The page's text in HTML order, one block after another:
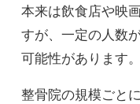
本来は飲食店や映
すが、一定の人数
可能性があります。
整骨院の規模ごと